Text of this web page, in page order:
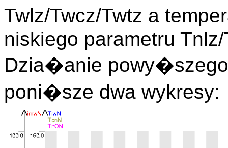
Twlz/Twcz/Twtz a
niskiego parametru
Dzia�anie
poni�sze dwa wykresy: